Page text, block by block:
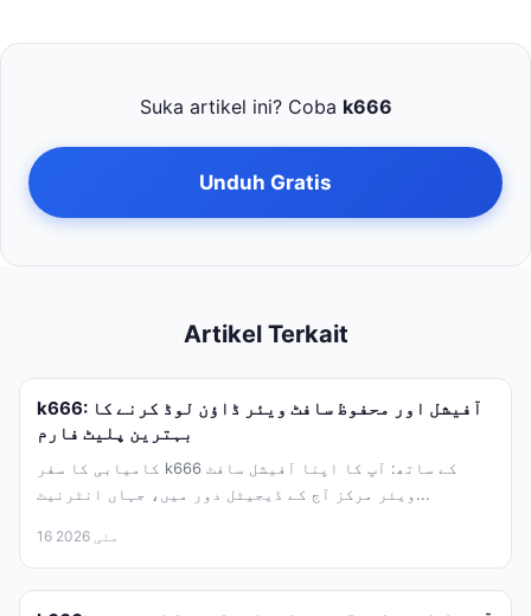
Suka artikel ini? Coba k666
Unduh Gratis
Artikel Terkait
k666: آفیشل اور محفوظ سافٹ ویئر ڈاؤن لوڈ کرنے کا
بہترین پلیٹ فارم
کامیابی کا سفر k666 کے ساتھ: آپ کا اپنا آفیشل سافٹ
ویئر مرکز آج کے ڈیجیٹل دور میں، جہاں انٹرنیٹ...
16 مئی 2026